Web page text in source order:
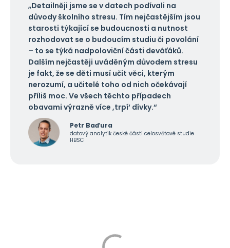
„Detailněji jsme se v datech podívali na
důvody školního stresu. Tím nejčastějším jsou
starosti týkající se budoucnosti a nutnost
rozhodovat se o budoucím studiu či povolání
– to se týká nadpoloviční části deváťáků.
Dalším nejčastěji uváděným důvodem stresu
je fakt, že se děti musí učit věci, kterým
nerozumí, a učitelé toho od nich očekávají
příliš moc. Ve všech těchto případech
obavami výrazně více ,trpí‘ dívky.“
Petr Baďura
datový analytik české části celosvětové studie
HBSC